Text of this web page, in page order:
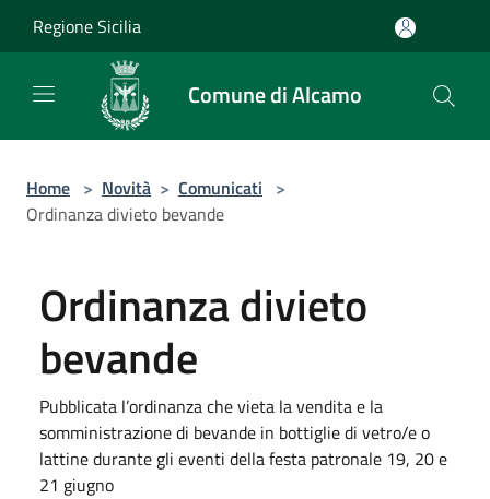
Regione Sicilia
Comune di Alcamo
Home > Novità > Comunicati >
Ordinanza divieto bevande
Ordinanza divieto
bevande
Pubblicata l’ordinanza che vieta la vendita e la
somministrazione di bevande in bottiglie di vetro/e o
lattine durante gli eventi della festa patronale 19, 20 e
21 giugno